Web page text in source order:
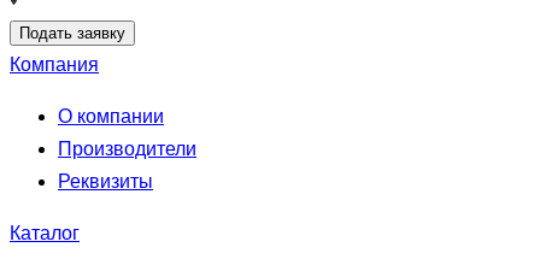
Подать заявку
Компания
О компании
Производители
Реквизиты
Каталог